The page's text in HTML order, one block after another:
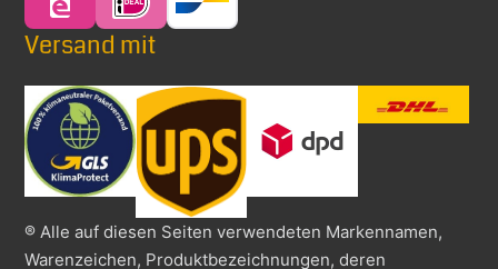
Versand mit
® Alle auf diesen Seiten verwendeten Markennamen,
Warenzeichen, Produktbezeichnungen, deren